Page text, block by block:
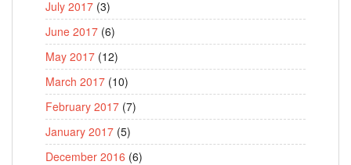
July 2017 (3)
June 2017 (6)
May 2017 (12)
March 2017 (10)
February 2017 (7)
January 2017 (5)
December 2016 (6)